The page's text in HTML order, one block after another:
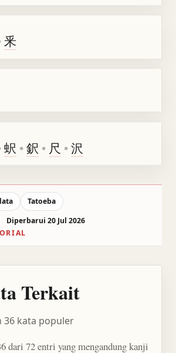
釆
蚇 •鈬 • 尺 •沢
Tatoeba
Diperbarui 20 Jul 2026
Terkait
36 kata populer
dari 72 entri yang mengandung kanji